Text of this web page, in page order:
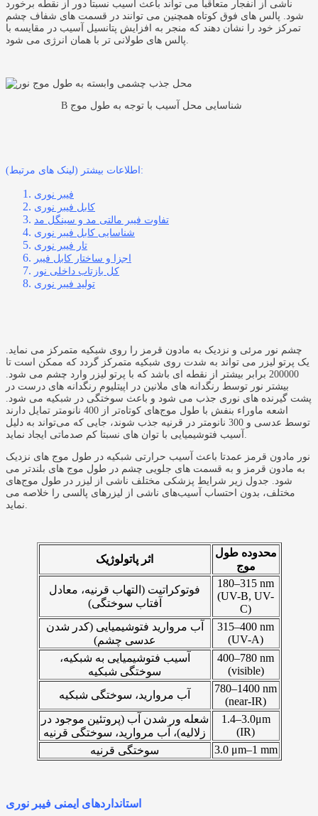
ناشی از انفجار متعاقبا می تواند باعث آسیب نسبتا دور از نقطه برخورد
شود. پالس های فوق کوتاه همچنین می توانند در قسمت های شفاف چشم
تمرکز خود را نشان دهند که منجر به افزایش پتانسیل آسیب در مقایسه با
پالس های طولانی تر با همان انرژی می شود.
B شناسایی محل آسیب با توجه به طول موج
اطلاعات بیشتر (لینک های مرتبط):
فیبر نوری
کابل فیبر نوری
تفاوت فیبر مالتی مد و سینگل مد
شناسایی کابل فیبر نوری
تار فیبر نوری
اجزا و ساختار کابل فیبر
کل بازتاب داخلی نور
تولید فیبر نوری
چشم نور مرئی و نزدیک به مادون قرمز را روی شبکیه متمرکز می نماید.
یک پرتو لیزر می تواند به شدت روی شبکیه متمرکز گردد که ممکن است تا
200000 برابر بیشتر از نقطه ای باشد که با پرتو لیزر وارد چشم می شود.
بیشتر نور توسط رنگدانه های ملانین در اپیتلیوم رنگدانه های درست در
پشت گیرنده های نوری جذب می شود و باعث سوختگی در شبکیه می شود.
اشعه ماوراء بنفش با طول موج‌های کوتاه‌تر از 400 نانومتر تمایل دارند
توسط عدسی و 300 نانومتر در قرنیه جذب شوند، جایی که می‌تواند به دلیل
آسیب فتوشیمیایی با توان های نسبتا کم صدماتی ایجاد نماید.
نور مادون قرمز عمدتا باعث آسیب حرارتی شبکیه در طول موج های نزدیک
به مادون قرمز و به قسمت های جلویی چشم در طول موج های بلندتر می
شود. جدول زیر شرایط پزشکی مختلف ناشی از لیزر در طول موج‌های
مختلف، بدون احتساب آسیب‌های ناشی از لیزرهای پالسی را خلاصه می
نماید.
اثر پاتولوژیک
محدوده طول
موج
فوتوکراتیت (التهاب قرنیه، معادل
آفتاب سوختگی)
180–315 nm
(UV-B, UV-
C)
آب مروارید فتوشیمیایی (کدر شدن
عدسی چشم)
315–400 nm
(UV-A)
آسیب فتوشیمیایی به شبکیه،
سوختگی شبکیه
400–780 nm
(visible)
آب مروارید، سوختگی شبکیه
780–1400 nm
(near-IR)
شعله ور شدن آب (پروتئین موجود در
زلالیه)، آب مروارید، سوختگی قرنیه
1.4–3.0μm
(IR)
سوختگی قرنیه
3.0 μm–1 mm
استانداردهای ایمنی فیبر نوری